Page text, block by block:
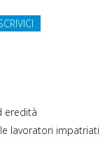
eredità
lavoratori impatriati